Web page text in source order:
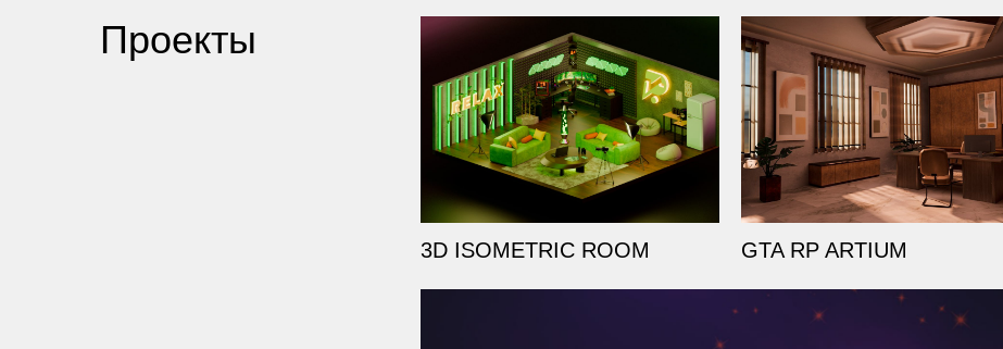
3D ISOMETRIC ROOM GTA RP ARTIUM
Проекты